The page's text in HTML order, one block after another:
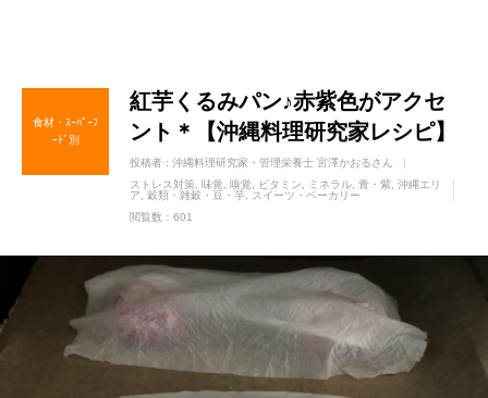
食材・ｽｰﾊﾟｰﾌ
ｰﾄﾞ別
紅芋くるみパン♪赤紫色がアクセ
ント＊【沖縄料理研究家レシピ】
投稿者 : 沖縄料理研究家・管理栄養士 宮澤かおるさん
ストレス対策
味覚 嗅覚 ビタミン ミネラル 青・紫 沖縄エリ
ア
穀類・雑穀・豆・芋
スイーツ・ベーカリー
閲覧数：601